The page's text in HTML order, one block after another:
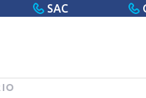
SAC